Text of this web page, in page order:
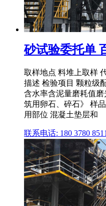
砂试验委托单
取样地点 料堆上取样
描述 检验项目 颗粒级
含水率含泥量磨耗值
筑用卵石、碎石》 样
用部位 混凝土垫层和
联系电话: 180 3780 8511